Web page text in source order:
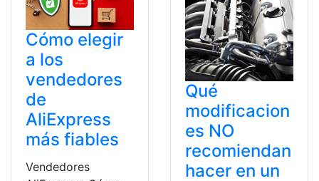
Cómo elegir
a los
vendedores
de
AliExpress
más fiables
Vendedores
Qué
modificacion
es NO
recomiendan
hacer en un